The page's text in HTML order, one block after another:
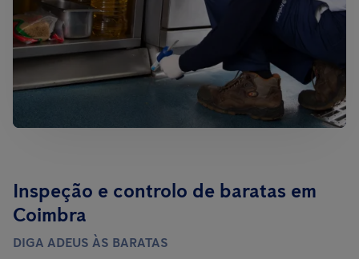
Inspeção e controlo de baratas em
Coimbra
DIGA ADEUS ÀS BARATAS